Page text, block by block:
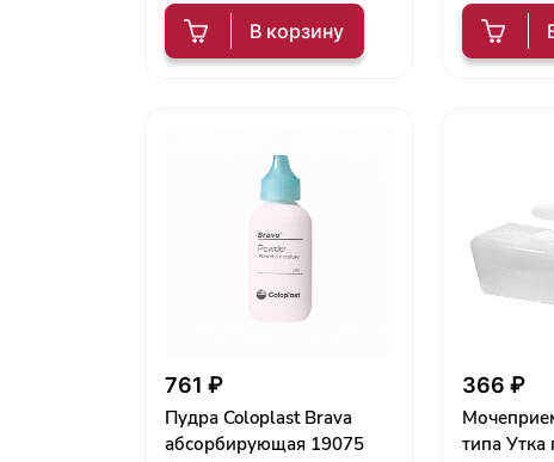
В корзину
761 ₽
Пудра Coloplast Brava
абсорбирующая 19075
366 ₽
типа